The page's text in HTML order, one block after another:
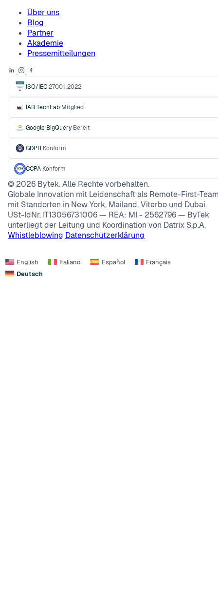
Über uns
Blog
Partner
Akademie
Pressemitteilungen
ISO/IEC27001:2022
IAB TechLab Mitglied
Google BigQuery Bereit
GDPR Konform
CCPA Konform
© 2026 Bytek. Alle Rechte vorbehalten.
Globale Innovation mit Leidenschaft als Remote-First-
mit Standorten in New York, Mailand, Viterbo und Dubai.
USt-IdNr. IT13056731006 — REA: MI - 2562796 — ByTek
unterliegt der Leitung und Koordination von Datrix S.p.A.
Whistleblowing Datenschutzerklärung
English Italiano Español
Français
Deutsch